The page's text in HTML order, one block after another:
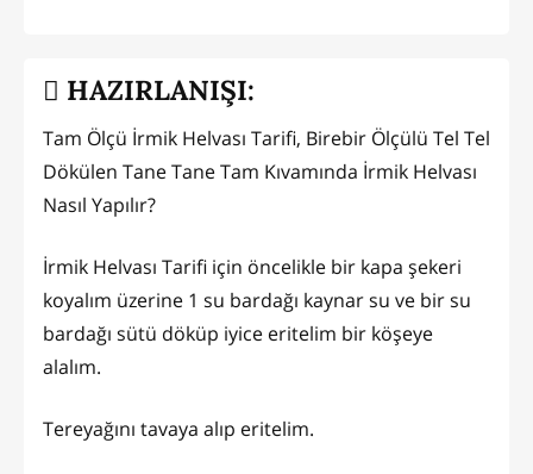
HAZIRLANIŞI:
Tam Ölçü İrmik Helvası Tarifi, Birebir Ölçülü Tel Tel
Dökülen Tane Tane Tam Kıvamında İrmik Helvası
Nasıl Yapılır?
İrmik Helvası Tarifi için öncelikle bir kapa şekeri
koyalım üzerine 1 su bardağı kaynar su ve bir su
bardağı sütü döküp iyice eritelim bir köşeye
alalım.
Tereyağını tavaya alıp eritelim.